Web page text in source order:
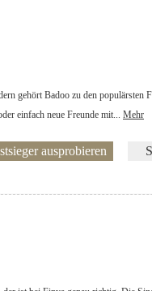
gehört Badoo zu den populärsten
einfach neue Freunde mit... Mehr
ausprobieren